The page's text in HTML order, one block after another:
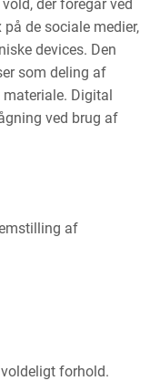
der foregår ved
de sociale medier,
devices. Den
som deling af
Digital
ved brug af
af
forhold.